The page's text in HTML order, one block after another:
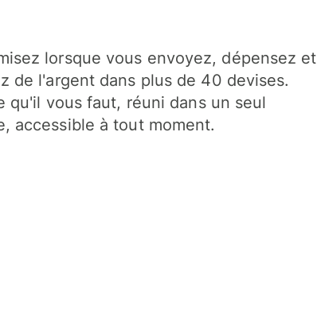
lorsque vous envoyez, dépensez et
de l'argent dans plus de 40 devises.
qu'il vous faut, réuni dans un seul
accessible à tout moment.